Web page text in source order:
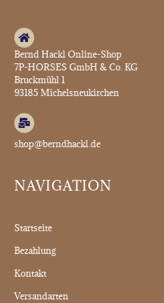
Bernd Hackl Online-Shop
7P-HORSES GmbH & Co. KG
Bruckmühl 1
93185 Michelsneukirchen
shop@berndhackl.de
NAVIGATION
Startseite
Bezahlung
Kontakt
Versandarten